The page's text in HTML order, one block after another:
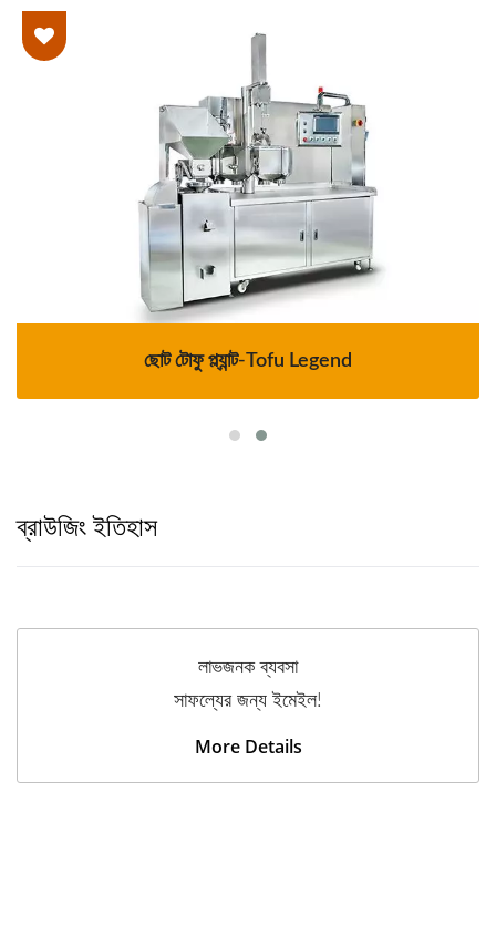
ছোট টোফু প্ল্যান্ট-Tofu Legend
ব্রাউজিং ইতিহাস
লাভজনক ব্যবসা
সাফল্যের জন্য ইমেইল!
More Details